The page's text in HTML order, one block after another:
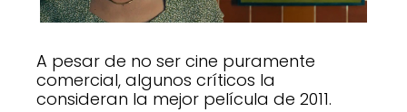
A pesar de no ser cine puramente
comercial, algunos críticos la
consideran la mejor película de 2011.